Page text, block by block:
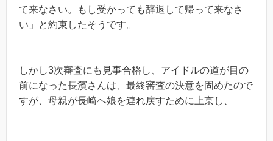
て来なさい。もし受かっても辞退して帰って来なさ
い」と約束したそうです。
しかし3次審査にも見事合格し、アイドルの道が目の
前になった長濱さんは、最終審査の決意を固めたので
すが、母親が長崎へ娘を連れ戻すために上京し、